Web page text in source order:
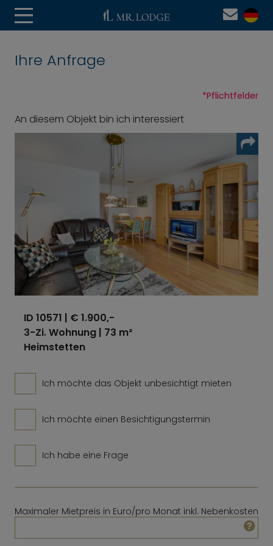
Ihre Anfrage
*Pflichtfelder
An diesem Objekt bin ich interessiert
ID 10571 | € 1.900,-
3-Zi. Wohnung | 73 m²
Heimstetten
Ich möchte das Objekt unbesichtigt mieten
Ich möchte einen Besichtigungstermin
Ich habe eine Frage
Maximaler Mietpreis in Euro/pro Monat inkl. Nebenkosten